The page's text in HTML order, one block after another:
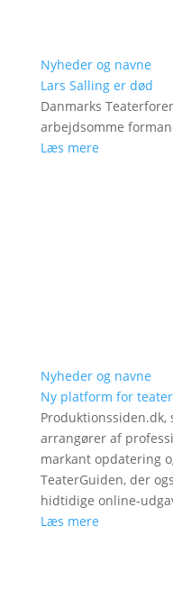
Nyheder og navne
Lars Salling er død
Danmarks
arbejdsomme
Læs mere
Nyheder og navne
Ny platform for
arrangører af
markant opdatering
TeaterGuiden, der
hidtidige online-
Læs mere